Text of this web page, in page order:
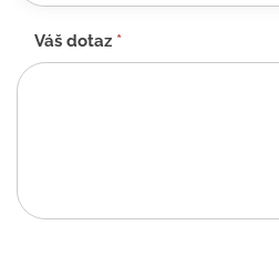
Váš dotaz *